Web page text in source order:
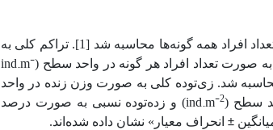
فراوانی نسبی گونه‌ای، به صورت درصد تعداد افراد هر گونه نسبت به تعداد افراد همه گونه‌ها محاسبه شد [1]. تراکم کلی به
به صورت تعداد افراد هر گونه در واحد سطح ( ind.m-
شد. زی‌توده کلی به صورت وزن زنده در واحد
سطح ( ind.m-2
) و زده‌توده نسبی به صورت درصد
± انحراف معیار» نشان داده شده‌اند.